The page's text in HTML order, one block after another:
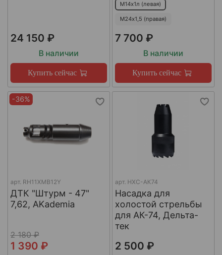
24 150 ₽
В наличии
Купить сейчас
М14х1л (левая)
М24х1,5 (правая)
7 700 ₽
В наличии
Купить сейчас
-36%
арт. RH11XMB12Y
ДТК "Штурм - 47"
7,62, AKademia
2 180 ₽
1 390 ₽
арт. НХС-АК74
Насадка для
холостой стрельбы
для АК-74, Дельта-
тек
2 500 ₽